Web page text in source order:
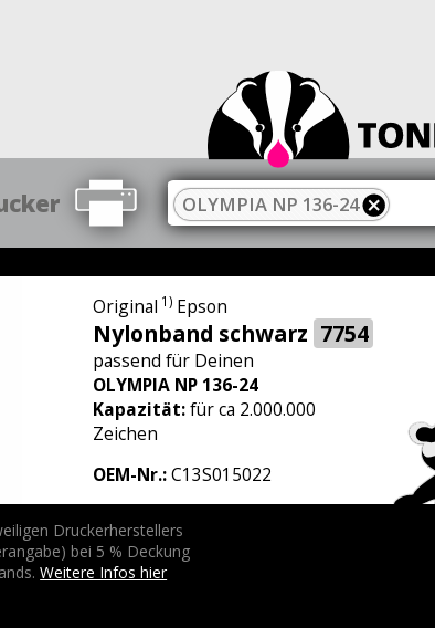
OLYMPIA NP 136-24
Original 1) Epson
Nylonband schwarz 7754
passend für Deinen
OLYMPIA NP 136-24
Kapazität:für ca 2.000.000
Zeichen
OEM-Nr.:C13S015022
Druckerherstellers
bei 5 % Deckung
Weitere Infos hier